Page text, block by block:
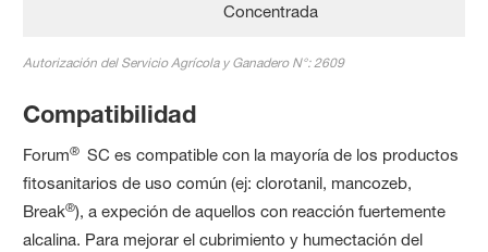
Concentrada
Autorización del Servicio Agrícola y Ganadero N°: 2609
Compatibilidad
Forum® SC es compatible con la mayoría de los productos
fitosanitarios de uso común (ej: clorotanil, mancozeb,
Break®), a expeción de aquellos con reacción fuertemente
alcalina. Para mejorar el cubrimiento y humectación del